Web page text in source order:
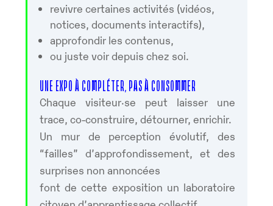
revivre certaines activités (vidéos,
notices, documents interactifs),
approfondir les contenus,
ou juste voir depuis chez soi.
UNE EXPO À COMPLÉTER, PAS À CONSOMMER
Chaque visiteur·se peut laisser une
trace, co-construire, détourner, enrichir.
Un mur de perception évolutif, des
“failles” d’approfondissement, et des
surprises non annoncées
font de cette exposition un laboratoire